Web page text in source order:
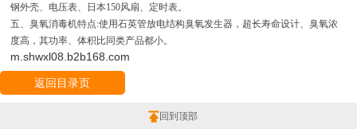
钢外壳、电压表、日本150风扇、定时表。
五、臭氧消毒机特点:使用石英管放电结构臭氧发生器，超长寿命设计、臭氧浓
度高，其功率、体积比同类产品都小。
m.shwxl08.b2b168.com
返回目录页
回到顶部